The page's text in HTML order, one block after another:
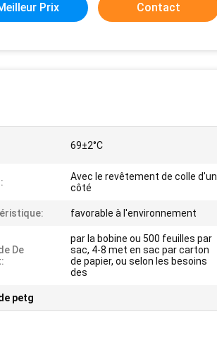
Prix Contact
69±2°C
Avec le revêtement de colle d'un
côté
favorable à l'environnement
De
par la bobine ou 500 feuilles par
sac, 4-8 met en sac par carton
de papier, ou selon les besoins
des
petg